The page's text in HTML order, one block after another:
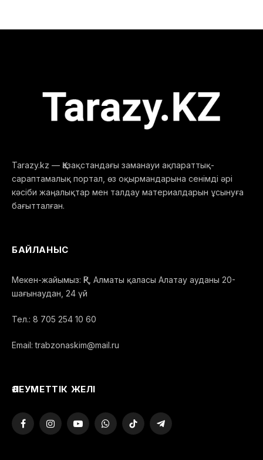
Tarazy.kz — Қазақстандағы заманауи ақпараттық-
сараптамалық портал, өз оқырмандарына сенімді әрі
кәсіби жаңалықтар мен талдау материалдарын ұсынуға
бағытталған.
БАЙЛАНЫС
Мекен-жайымыз: ҚР, Алматы қаласы Алатау ауданы 20-
шағынаудан, 24 үй
Тел.: 8 705 254 10 60
Email: trabzonaskim@mail.ru
ӘЛЕУМЕТТІК ЖЕЛІ
FacebookInstagramYouTubeWhatsAppTikTok Telegram